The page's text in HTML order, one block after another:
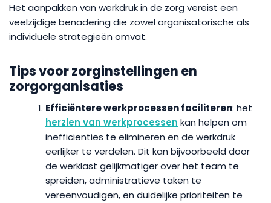
Het aanpakken van werkdruk in de zorg vereist een
veelzijdige benadering die zowel organisatorische als
individuele strategieën omvat.
Tips voor zorginstellingen en
zorgorganisaties
Efficiëntere werkprocessen faciliteren: het
herzien van werkprocessen kan helpen om
inefficiënties te elimineren en de werkdruk
eerlijker te verdelen. Dit kan bijvoorbeeld door
de werklast gelijkmatiger over het team te
spreiden, administratieve taken te
vereenvoudigen, en duidelijke prioriteiten te